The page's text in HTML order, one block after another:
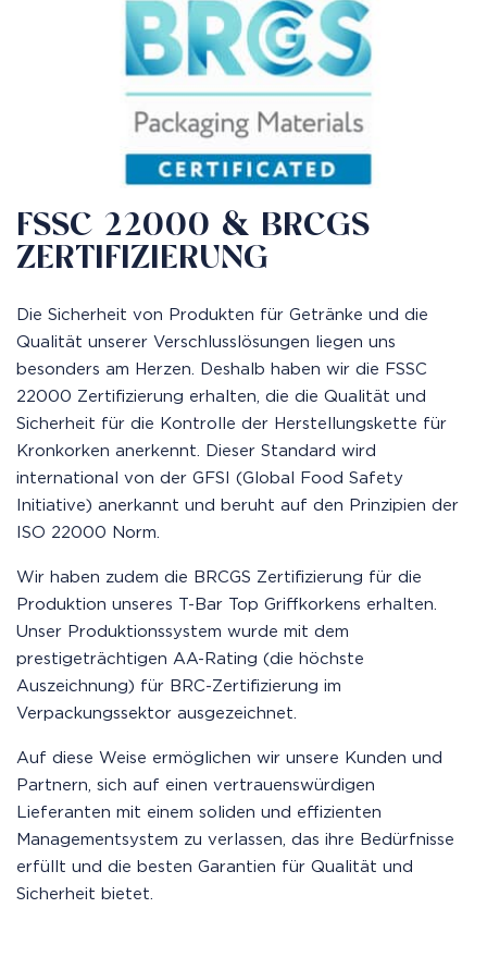
FSSC 22000 & BRCGS
ZERTIFIZIERUNG
Die Sicherheit von Produkten für Getränke und die
Qualität unserer Verschlusslösungen liegen uns
besonders am Herzen. Deshalb haben wir die FSSC
22000 Zertifizierung erhalten, die die Qualität und
Sicherheit für die Kontrolle der Herstellungskette für
Kronkorken anerkennt. Dieser Standard wird
international von der GFSI (Global Food Safety
Initiative) anerkannt und beruht auf den Prinzipien der
ISO 22000 Norm.
Wir haben zudem die BRCGS Zertifizierung für die
Produktion unseres T-Bar Top Griffkorkens erhalten.
Unser Produktionssystem wurde mit dem
prestigeträchtigen AA-Rating (die höchste
Auszeichnung) für BRC-Zertifizierung im
Verpackungssektor ausgezeichnet.
Auf diese Weise ermöglichen wir unsere Kunden und
Partnern, sich auf einen vertrauenswürdigen
Lieferanten mit einem soliden und effizienten
Managementsystem zu verlassen, das ihre Bedürfnisse
erfüllt und die besten Garantien für Qualität und
Sicherheit bietet.